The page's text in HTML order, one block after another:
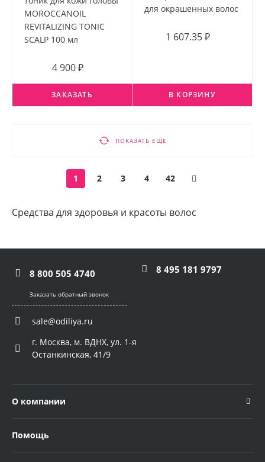
MOROCCANOIL
REVITALIZING TONIC
SCALP 100 мл
4 900 ₽
ЗАКАЗАТЬ
для окрашенных волос
1 607.35 ₽
В КОРЗИНУ
ПОКАЗАТЬ ЕЩЕ
1 2 3 4 42
Средства для здоровья и красоты волос
8 800 505 4740 8 495 181 9797
Заказать обратный звонок
sale@odiliya.ru
г. Москва, м. ВДНХ, ул. 1-я
Останкинская, 41/9
О компании
Помощь